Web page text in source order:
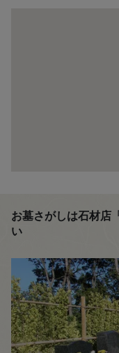
お墓さがしは石材店
い